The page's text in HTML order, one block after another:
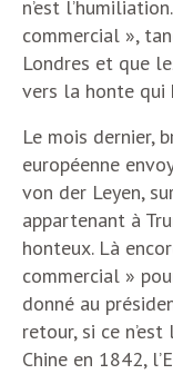
n’est
commercial »,
Londres et que
vers la honte qui
Le mois dernier,
européenne
von der Leyen,
appartenant à
honteux. Là
commercial »
donné au
retour, si ce
Chine en 1842,